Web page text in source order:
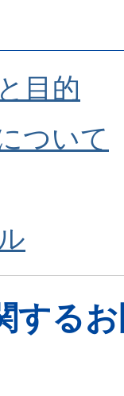
目的
ついて
する